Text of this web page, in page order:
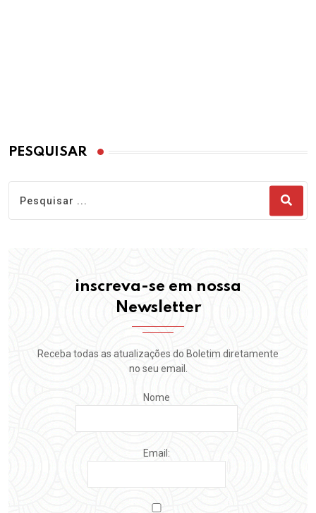
PESQUISAR
inscreva-se em nossa
Newsletter
Receba todas as atualizações do Boletim diretamente
no seu email.
Nome
Email: